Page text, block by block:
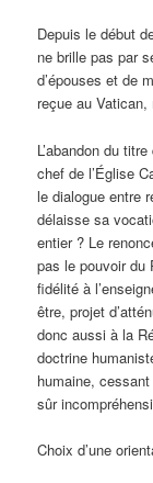
Depuis le début
ne brille pas par
d’épouses et de
reçue au Vatican,
L’abandon du titre
chef de l’Église
le dialogue entre
délaisse sa
entier ? Le
pas le pouvoir du
fidélité à
être, projet
donc aussi à la
doctrine
humaine,
sûr
Choix d’une